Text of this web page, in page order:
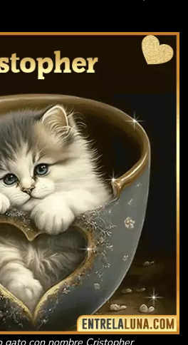
gato con nombre Cristopher